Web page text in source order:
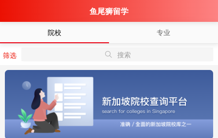
鱼尾狮留学
院校 专业
筛选 搜索